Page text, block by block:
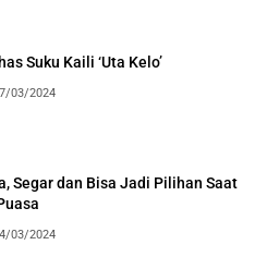
Suku Kaili ‘Uta Kelo’
03/2024
Segar dan Bisa Jadi Pilihan Saat
03/2024